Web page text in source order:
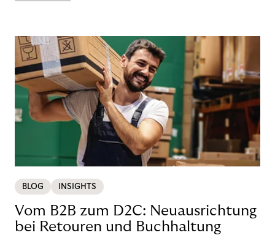
BLOG INSIGHTS
Vom B2B zum D2C: Neuausrichtung
bei Retouren und Buchhaltung